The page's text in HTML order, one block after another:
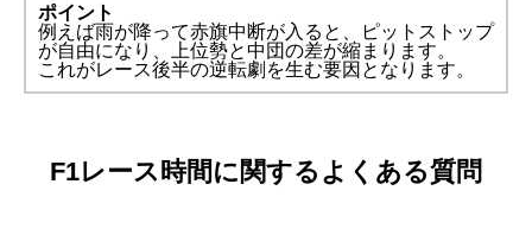
ポイント
例えば雨が降って赤旗中断が入ると、ピットストップ
が自由になり、上位勢と中団の差が縮まります。
これがレース後半の逆転劇を生む要因となります。
F1レース時間に関するよくある質問